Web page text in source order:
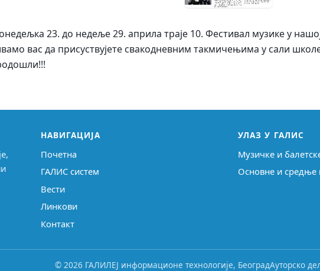
23. до недеље 29. априла траје 10. Фестивал музике у
вас да присуствујете свакодневним такмичењима у сали
НАВИГАЦИЈА
Почетна
ГАЛИС систем
Вести
Линкови
Контакт
УЛАЗ У ГАЛИС
Музичке и
Основне и
© 2026 ГАЛИЛЕЈ информационе технологије, БеоградАуторско